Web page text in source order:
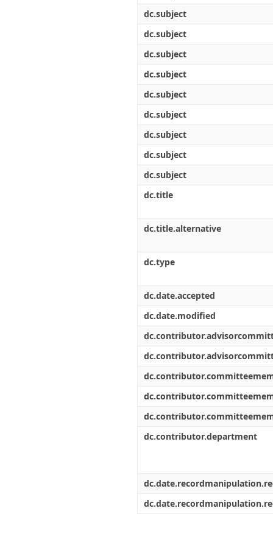
dc.subject
dc.subject
dc.subject
dc.subject
dc.subject
dc.subject
dc.subject
dc.subject
dc.subject
dc.title
dc.title.alternative
dc.type
dc.date.accepted
dc.date.modified
dc.contributor.department